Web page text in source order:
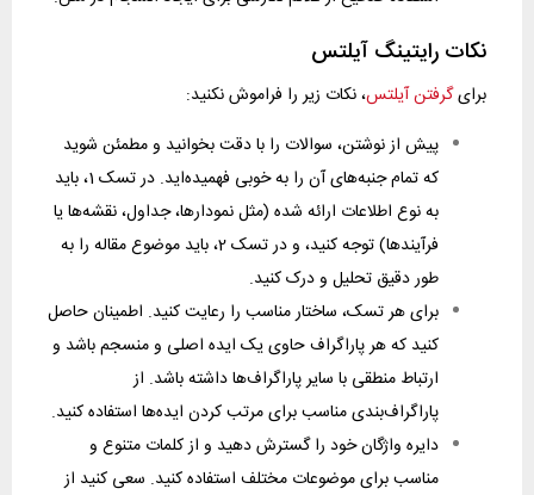
نکات رایتینگ آیلتس
برایگرفتن آیلتس، نکات زیر را فراموش نکنید:
پیش از نوشتن، سوالات را با دقت بخوانید و مطمئن شوید
که تمام جنبه‌های آن را به خوبی فهمیده‌اید. در تسک 1، باید
به نوع اطلاعات ارائه شده (مثل نمودارها، جداول، نقشه‌ها یا
فرآیندها) توجه کنید، و در تسک 2، باید موضوع مقاله را به
طور دقیق تحلیل و درک کنید.
برای هر تسک، ساختار مناسب را رعایت کنید. اطمینان حاصل
کنید که هر پاراگراف حاوی یک ایده اصلی و منسجم باشد و
ارتباط منطقی با سایر پاراگراف‌ها داشته باشد. از
پاراگراف‌بندی مناسب برای مرتب کردن ایده‌ها استفاده کنید.
دایره واژگان خود را گسترش دهید و از کلمات متنوع و
مناسب برای موضوعات مختلف استفاده کنید. سعی کنید از